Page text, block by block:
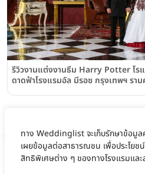
ทาง Weddinglist จะเก็บรักษาข้อมูล
เผยข้อมูลต่อสาธารณชน เพื่อประโยช
สิทธิพิเศษต่าง ๆ ของทางโรงแรมแล
รีวิวงานแต่งงานธีม Harry Potter โ
ดาดฟ้าโรงแรมอัล มีรอซ กรุงเทพฯ รา